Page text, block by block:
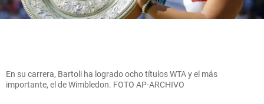
En su carrera, Bartoli ha logrado ocho títulos WTA y el más
importante, el de Wimbledon. FOTO AP-ARCHIVO